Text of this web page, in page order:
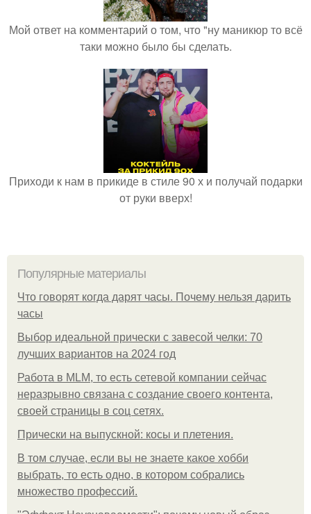
Мой ответ на комментарий о том, что "ну маникюр то всё
таки можно было бы сделать.
Приходи к нам в прикиде в стиле 90 х и получай подарки
от руки вверх!
Популярные материалы
Что говорят когда дарят часы. Почему нельзя дарить
часы
Выбор идеальной прически с завесой челки: 70
лучших вариантов на 2024 год
Работа в MLM, то есть сетевой компании сейчас
неразрывно связана с создание своего контента,
своей страницы в соц сетях.
Прически на выпускной: косы и плетения.
В том случае, если вы не знаете какое хобби
выбрать, то есть одно, в котором собрались
множество профессий.